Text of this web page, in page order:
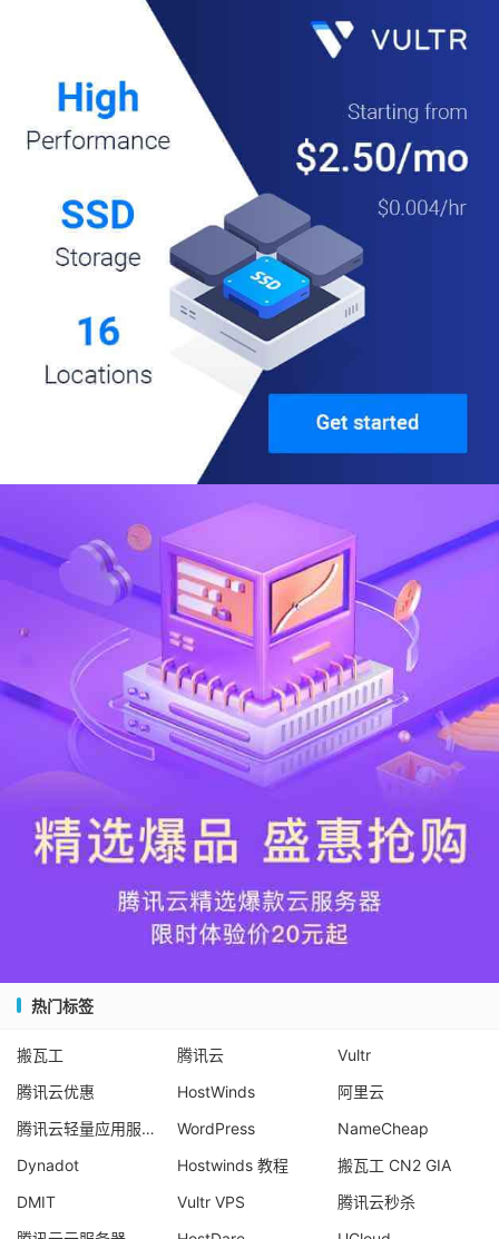
热门标签
搬瓦工 腾讯云
Vultr
腾讯云优惠
HostWinds
阿里云
腾讯云轻量应用服务器
WordPress
NameCheap
Dynadot
Hostwinds 教程
搬瓦工 CN2 GIA
DMIT
Vultr VPS
腾讯云秒杀